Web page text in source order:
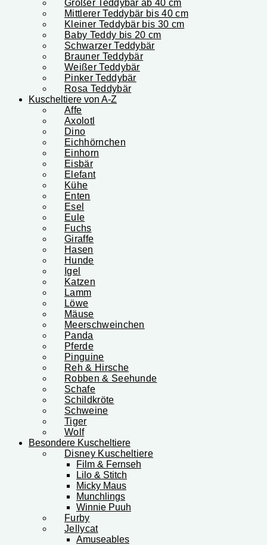
Großer Teddybär ab 40 cm
Mittlerer Teddybär bis 40 cm
Kleiner Teddybär bis 30 cm
Baby Teddy bis 20 cm
Schwarzer Teddybär
Brauner Teddybär
Weißer Teddybär
Pinker Teddybär
Rosa Teddybär
Kuscheltiere von A-Z
Affe
Axolotl
Dino
Eichhörnchen
Einhorn
Eisbär
Elefant
Kühe
Enten
Esel
Eule
Fuchs
Giraffe
Hasen
Hunde
Igel
Katzen
Lamm
Löwe
Mäuse
Meerschweinchen
Panda
Pferde
Pinguine
Reh & Hirsche
Robben & Seehunde
Schafe
Schildkröte
Schweine
Tiger
Wolf
Besondere Kuscheltiere
Disney Kuscheltiere
Film & Fernseh
Lilo & Stitch
Micky Maus
Munchlings
Winnie Puuh
Furby
Jellycat
Amuseables